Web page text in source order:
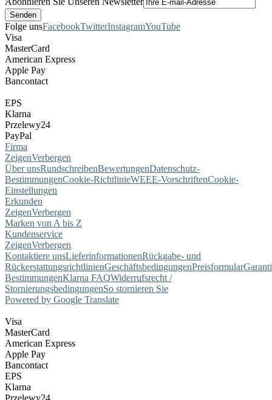
Folge unsFacebookTwitterInstagramYouTube
Visa
MasterCard
American Express
Apple Pay
Bancontact
EPS
Klarna
Przelewy24
PayPal
Firma
ZeigenVerbergen
Über unsRundschreibenBewertungenDatenschutz-
BestimmungenCookie-RichtlinieWEEE-VorschriftenCookie-
Einstellungen
Erkunden
ZeigenVerbergen
Marken von A bis Z
Kundenservice
ZeigenVerbergen
Kontaktiere unsLieferinformationenRückgabe- und
RückerstattungsrichtlinienGeschäftsbedingungenPreisformular
BestimmungenKlarna FAQWiderrufsrecht /
StornierungsbedingungenSo stornieren Sie
Powered by Google Translate
Visa
MasterCard
American Express
Apple Pay
Bancontact
EPS
Klarna
Przelewy24